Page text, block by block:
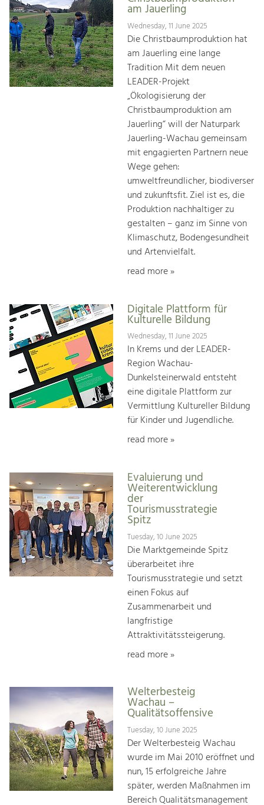
am Jauerling
Wednesday, 11 June 2025
Die Christbaumproduktion hat
am Jauerling eine lange
Tradition Mit dem neuen
LEADER-Projekt
„Ökologisierung der
Christbaumproduktion am
Jauerling“ will der Naturpark
Jauerling-Wachau gemeinsam
mit engagierten Partnern neue
Wege gehen:
umweltfreundlicher, biodiverser
und zukunftsfit. Ziel ist es, die
Produktion nachhaltiger zu
gestalten – ganz im Sinne von
Klimaschutz, Bodengesundheit
und Artenvielfalt.
read more »
Digitale Plattform für
Kulturelle Bildung
Wednesday, 11 June 2025
In Krems und der LEADER-
Region Wachau-
Dunkelsteinerwald entsteht
eine digitale Plattform zur
Vermittlung Kultureller Bildung
für Kinder und Jugendliche.
read more »
Evaluierung und
Weiterentwicklung
der
Tourismusstrategie
Spitz
Tuesday, 10 June 2025
Die Marktgemeinde Spitz
überarbeitet ihre
Tourismusstrategie und setzt
einen Fokus auf
Zusammenarbeit und
langfristige
Attraktivitätssteigerung.
read more »
Welterbesteig
Wachau –
Qualitätsoffensive
Tuesday, 10 June 2025
Der Welterbesteig Wachau
wurde im Mai 2010 eröffnet und
nun, 15 erfolgreiche Jahre
später, werden Maßnahmen im
Bereich Qualitätsmanagement